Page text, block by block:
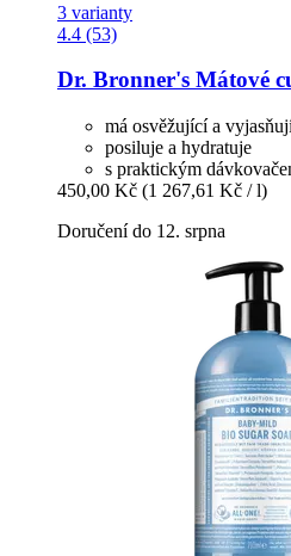
3 varianty
4.4 (53)
Dr. Bronner's Mátové
má osvěžující a
posiluje a hydratuje
s praktickým
450,00 Kč (1 267,61 Kč / l)
Doručení do 12. srpna